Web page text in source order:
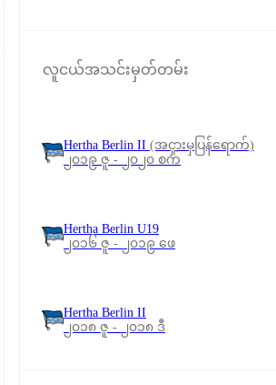
လူငယ်အသင်းမှတ်တမ်း
Hertha Berlin II (အငှားမှပြန်ရောက်)
၂၀၁၉ ဇူ - ၂၀၂၀ စက်
Hertha Berlin U19
၂၀၁၆ ဇူ - ၂၀၁၉ ဖေ
Hertha Berlin II
၂၀၁၈ ဇူ - ၂၀၁၈ ဒီ